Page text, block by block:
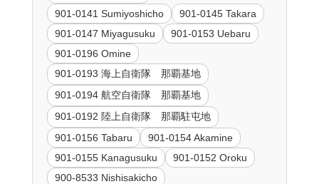
901-0141 Sumiyoshicho
901-0145 Takara
901-0147 Miyagusuku
901-0153 Uebaru
901-0196 Omine
901-0193 海上自衛隊 那覇基地
901-0194 航空自衛隊 那覇基地
901-0192 陸上自衛隊 那覇駐屯地
901-0156 Tabaru
901-0154 Akamine
901-0155 Kanagusuku
901-0152 Oroku
900-8533 Nishisakicho